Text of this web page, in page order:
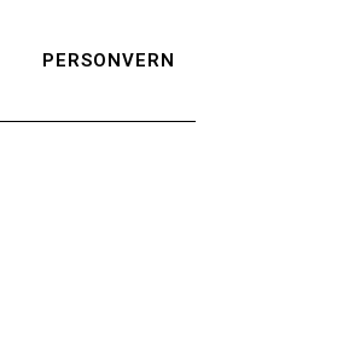
PERSONVERN